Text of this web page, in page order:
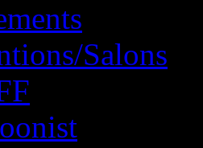
Salons